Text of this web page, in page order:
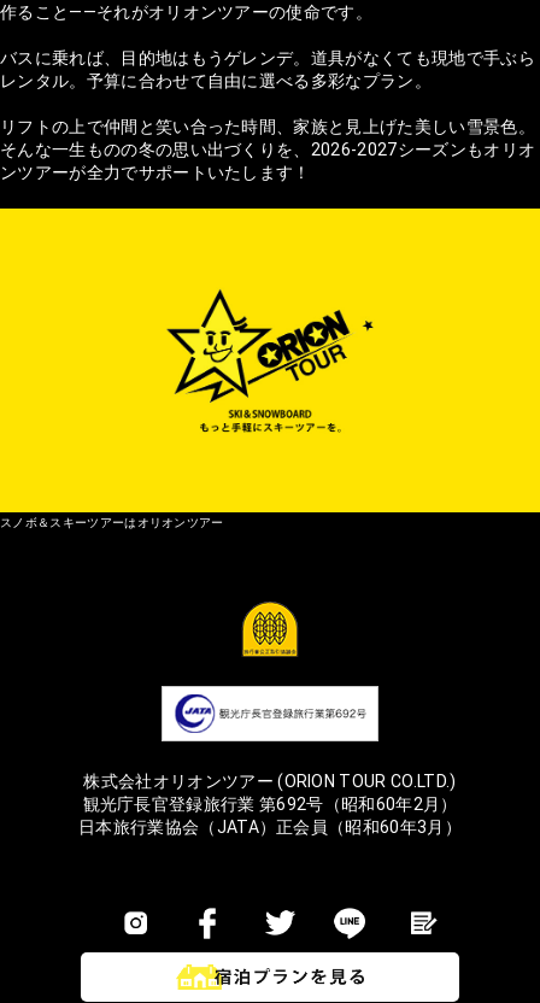
作ること——それがオリオンツアーの使命です。
バスに乗れば、目的地はもうゲレンデ。道具がなくても現地で手ぶら
レンタル。予算に合わせて自由に選べる多彩なプラン。
リフトの上で仲間と笑い合った時間、家族と見上げた美しい雪景色。
そんな一生ものの冬の思い出づくりを、2026-2027シーズンもオリオ
ンツアーが全力でサポートいたします！
スノボ＆スキーツアーはオリオンツアー
株式会社オリオンツアー (ORION TOUR CO.LTD.)
観光庁長官登録旅行業 第692号（昭和60年2月）
日本旅行業協会（JATA）正会員（昭和60年3月）
©ORION-TOUR All Right Reserved